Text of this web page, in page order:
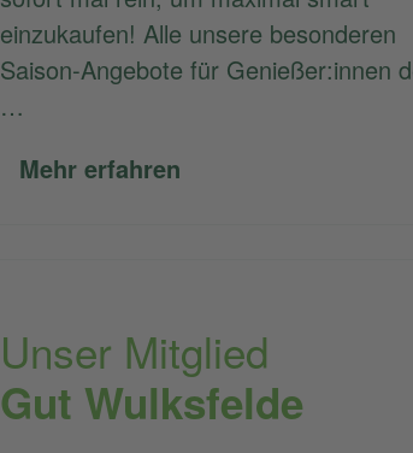
einzukaufen! Alle unsere besonderen
Saison-Angebote für Genießer:innen
…
Mehr erfahren
Unser Mitglied
Gut Wulksfelde